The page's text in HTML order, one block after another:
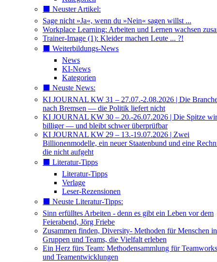
⬛️ Neuster Artikel:
Sage nicht »Ja«, wenn du »Nein« sagen willst ...
Workplace Learning: Arbeiten und Lernen wachsen
Trainer-Image (1): Kleider machen Leute ... ?!
⬛️ Weiterbildungs-News
News
KI-News
Kategorien
⬛️ Neuste News:
KI JOURNAL KW 31 – 27.07.-2.08.2026 | Die
nach Bremsen — die Politik liefert nicht
KI JOURNAL KW 30 – 20.-26.07.2026 | Die Spitze
billiger — und bleibt schwer überprüfbar
KI JOURNAL KW 29 – 13.-19.07.2026 | Zwei
Billionenmodelle, ein neuer Staatenbund und eine
die nicht aufgeht
⬛️ Literatur-Tipps
Literatur-Tipps
Verlage
Leser-Rezensionen
⬛️ Neuste Literatur-Tipps:
Sinn erfülltes Arbeiten - denn es gibt ein Leben vor dem
Feierabend, Jörg Friebe
Zusammen finden, Diversity- Methoden für Menschen in
Gruppen und Teams, die Vielfalt erleben
Ein Herz fürs Team: Methodensammlung für
und Teamentwicklungen